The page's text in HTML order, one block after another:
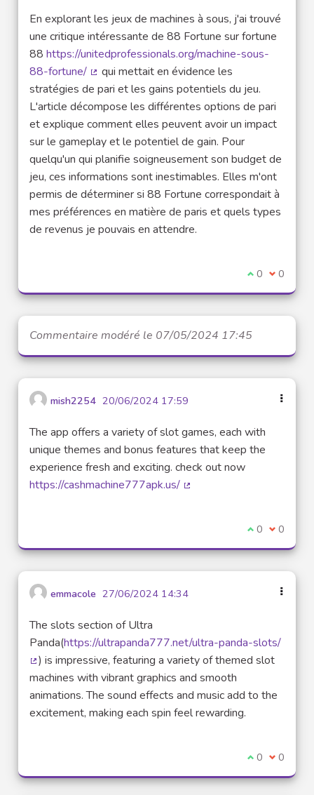
En explorant les jeux de machines à sous, j'ai trouvé
une critique intéressante de 88 Fortune sur fortune
88 https://unitedprofessionals.org/machine-sous-
88-fortune/
(Lien externe)
qui mettait en évidence les
stratégies de pari et les gains potentiels du jeu.
L'article décompose les différentes options de pari
et explique comment elles peuvent avoir un impact
sur le gameplay et le potentiel de gain. Pour
quelqu'un qui planifie soigneusement son budget de
jeu, ces informations sont inestimables. Elles m'ont
permis de déterminer si 88 Fortune correspondait à
mes préférences en matière de paris et quels types
de revenus je pouvais en attendre.
Je suis
0 Je ne
0
Commentaire modéré le 07/05/2024 17:45
mish2254 20/06/2024 17:59
The app offers a variety of slot games, each with
unique themes and bonus features that keep the
experience fresh and exciting. check out now
https://cashmachine777apk.us/
Je suis
0 Je ne
0
emmacole 27/06/2024 14:34
The slots section of Ultra
Panda(https://ultrapanda777.net/ultra-panda-slots/
(Lien externe)
) is impressive, featuring a variety of themed slot
machines with vibrant graphics and smooth
animations. The sound effects and music add to the
excitement, making each spin feel rewarding.
Je suis
0 Je ne
0